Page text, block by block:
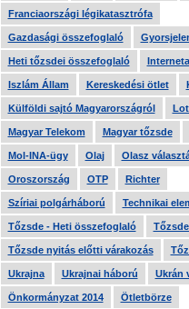
Franciaországi légikatasztrófa
Gazdasági összefoglaló
Heti tőzsdei összefoglaló
Iszlám Állam Kereskedési ötlet
Külföldi sajtó Magyarországról
Magyar Telekom Magyar tőzsde
Mol-INA-ügy Olaj Olasz
Oroszország OTP Richter
Szíriai polgárháború Technikai
Tőzsde - Heti összefoglaló
Tőzsde nyitás előtti várakozás
Ukrajna Ukrajnai háború Ukrán
Önkormányzat 2014 Ötletbörze